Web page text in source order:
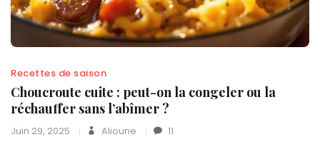
Recettes de saison
Choucroute cuite : peut-on la congeler ou la
réchauffer sans l’abîmer ?
Juin 29, 2025 Alioune 11